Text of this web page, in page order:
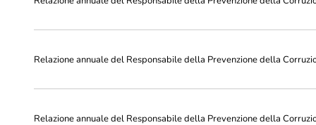
Relazione annuale del Responsabile della Prevenzione della
Relazione annuale del Responsabile della Prevenzione della